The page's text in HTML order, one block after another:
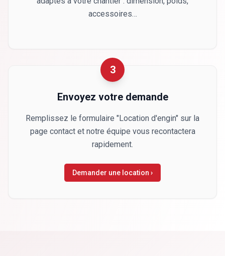
accessoires…
3
Envoyez votre demande
Remplissez le formulaire "Location d'engin" sur la
page contact et notre équipe vous recontactera
rapidement.
Demander une location ›